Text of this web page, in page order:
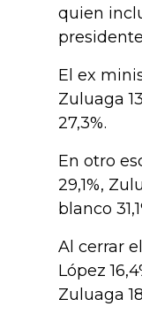
quien
El ex
Zuluaga
27,3%.
En otro
29,1%,
blanco
Al cerrar
López
Zuluaga